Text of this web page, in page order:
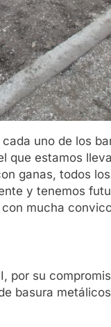
uno de los
que estamos
ganas, todos
y tenemos
mucha
por su
basura